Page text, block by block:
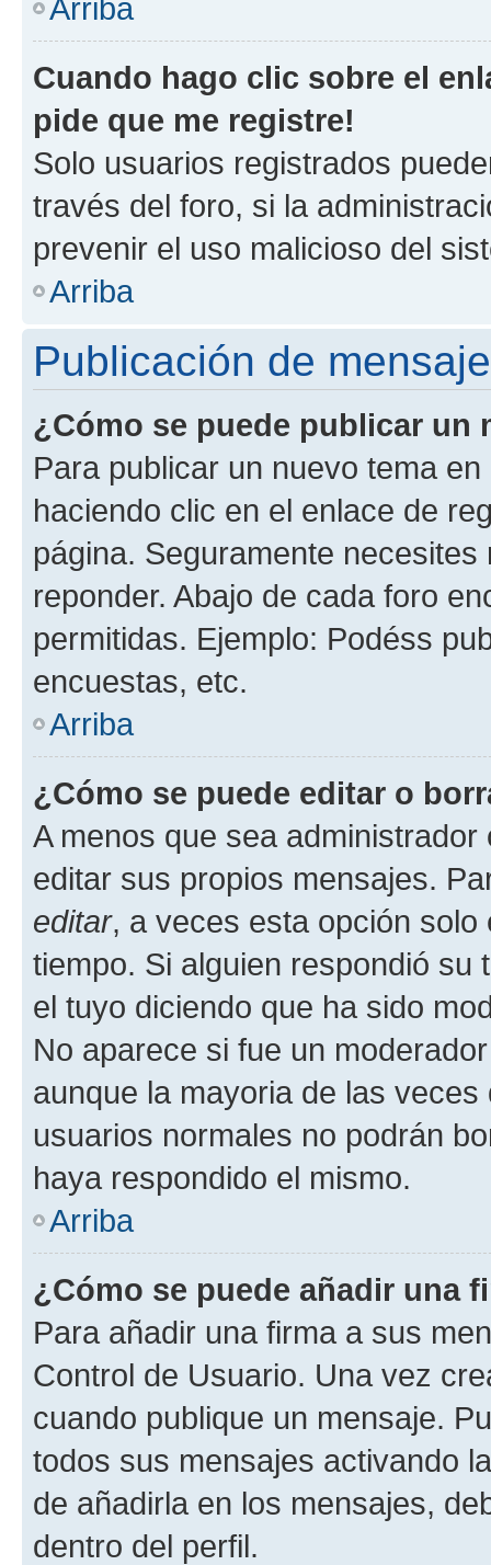
Arriba
Cuando hago clic sobre el
pide que me registre!
Solo usuarios registrados
través del foro, si la
prevenir el uso malicioso del
Arriba
Publicación de
¿Cómo se puede publicar un
Para publicar un nuevo tema
haciendo clic en el enlace de
página. Seguramente
reponder. Abajo de cada foro
permitidas. Ejemplo: Podéss
encuestas, etc.
Arriba
¿Cómo se puede editar o
A menos que sea
editar sus propios mensajes.
editar, a veces esta opción
tiempo. Si alguien respondió
el tuyo diciendo que ha sido
No aparece si fue un
aunque la mayoria de las
usuarios normales no podrán
haya respondido el mismo.
Arriba
¿Cómo se puede añadir una
Para añadir una firma a sus
Control de Usuario. Una vez
cuando publique un mensaje.
todos sus mensajes activando
de añadirla en los mensajes,
dentro del perfil.